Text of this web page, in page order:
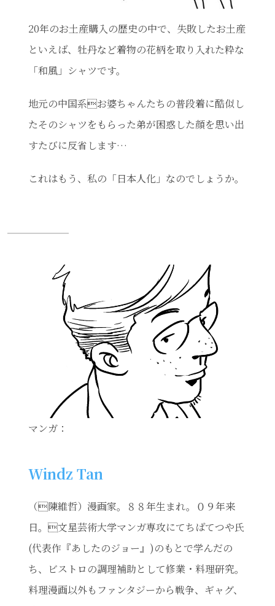
20年のお土産購入の歴史の中で、失敗したお土産
といえば、牡丹など着物の花柄を取り入れた粋な
「和風」シャツです。
地元の中国系お婆ちゃんたちの普段着に酷似し
たそのシャツをもらった弟が困惑した顔を思い出
すたびに反省します…
これはもう、私の「日本人化」なのでしょうか。
マンガ：
Windz Tan
（陳維哲）漫画家。８８年生まれ。０９年来
日。文星芸術大学マンガ専攻にてちばてつや氏
(代表作『あしたのジョー』)のもとで学んだの
ち、ビストロの調理補助として修業・料理研究。
料理漫画以外もファンタジーから戦争、ギャグ、